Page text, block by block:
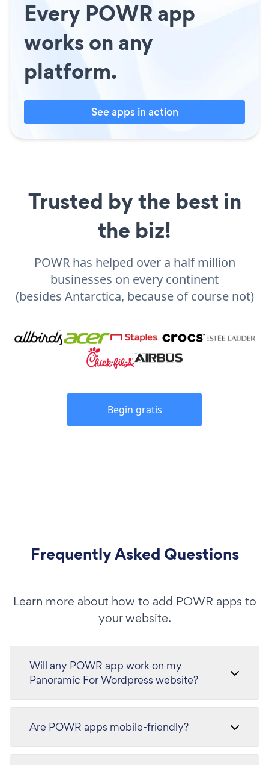
Every POWR app
works on any
platform.
See apps in action
Trusted by the best in
the biz!
POWR has helped over a half million
businesses on every continent
(besides Antarctica, because of course not)
Begin gratis
Frequently Asked Questions
Learn more about how to add POWR apps to
your website.
Will any POWR app work on my
Panoramic For Wordpress website?
Are POWR apps mobile-friendly?